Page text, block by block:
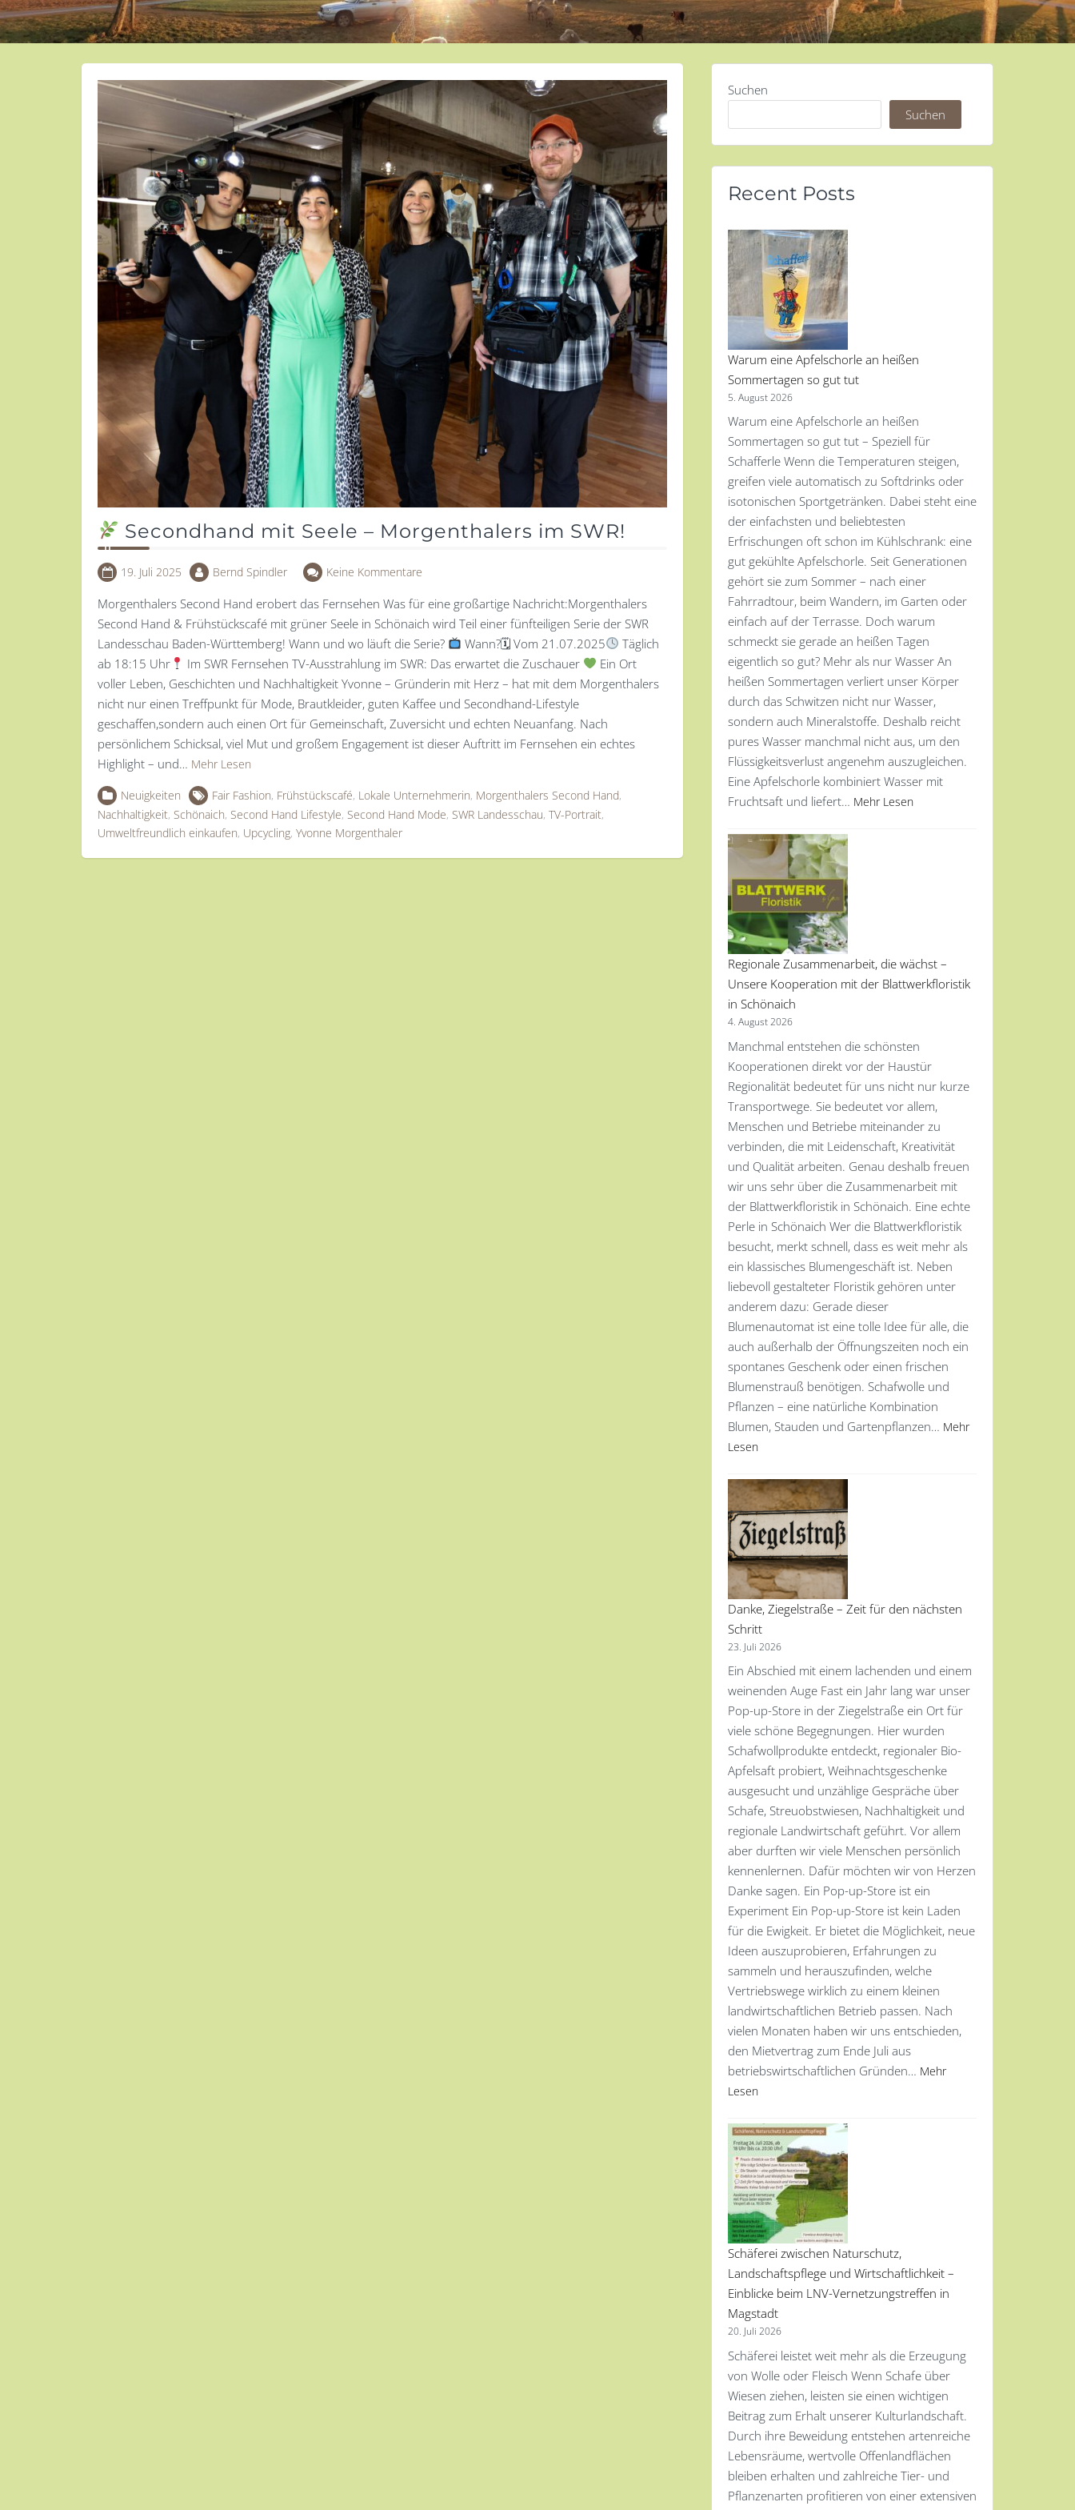
Secondhand mit Seele – Morgenthalers im SWR!
19. Juli 2025 Bernd Spindler Keine Kommentare
Morgenthalers Second Hand erobert das Fernsehen Was für eine großartige Nachricht:Morgenthalers
Second Hand & Frühstückscafé mit grüner Seele in Schönaich wird Teil einer fünfteiligen Serie der SWR
Landesschau Baden-Württemberg! Wann und wo läuft die Serie?
Wann?🗓 Vom 21.07.2025
Täglich
ab 18:15 Uhr
Im SWR Fernsehen TV-Ausstrahlung im SWR: Das erwartet die Zuschauer
Ein Ort
voller Leben, Geschichten und Nachhaltigkeit Yvonne – Gründerin mit Herz – hat mit dem Morgenthalers
nicht nur einen Treffpunkt für Mode, Brautkleider, guten Kaffee und Secondhand-Lifestyle
geschaffen,sondern auch einen Ort für Gemeinschaft, Zuversicht und echten Neuanfang. Nach
persönlichem Schicksal, viel Mut und großem Engagement ist dieser Auftritt im Fernsehen ein echtes
Highlight – und… Mehr Lesen
Neuigkeiten Fair Fashion, Frühstückscafé, Lokale Unternehmerin, Morgenthalers Second Hand,
Nachhaltigkeit, Schönaich, Second Hand Lifestyle, Second Hand Mode, SWR Landesschau, TV-Portrait,
Umweltfreundlich einkaufen, Upcycling, Yvonne Morgenthaler
Suchen
Suchen
Recent Posts
Warum eine Apfelschorle an heißen
Sommertagen so gut tut
5. August 2026
Warum eine Apfelschorle an heißen
Sommertagen so gut tut – Speziell für
Schafferle Wenn die Temperaturen steigen,
greifen viele automatisch zu Softdrinks oder
isotonischen Sportgetränken. Dabei steht eine
der einfachsten und beliebtesten
Erfrischungen oft schon im Kühlschrank: eine
gut gekühlte Apfelschorle. Seit Generationen
gehört sie zum Sommer – nach einer
Fahrradtour, beim Wandern, im Garten oder
einfach auf der Terrasse. Doch warum
schmeckt sie gerade an heißen Tagen
eigentlich so gut? Mehr als nur Wasser An
heißen Sommertagen verliert unser Körper
durch das Schwitzen nicht nur Wasser,
sondern auch Mineralstoffe. Deshalb reicht
pures Wasser manchmal nicht aus, um den
Flüssigkeitsverlust angenehm auszugleichen.
Eine Apfelschorle kombiniert Wasser mit
Fruchtsaft und liefert… Mehr Lesen
Regionale Zusammenarbeit, die wächst –
Unsere Kooperation mit der Blattwerkfloristik
in Schönaich
4. August 2026
Manchmal entstehen die schönsten
Kooperationen direkt vor der Haustür
Regionalität bedeutet für uns nicht nur kurze
Transportwege. Sie bedeutet vor allem,
Menschen und Betriebe miteinander zu
verbinden, die mit Leidenschaft, Kreativität
und Qualität arbeiten. Genau deshalb freuen
wir uns sehr über die Zusammenarbeit mit
der Blattwerkfloristik in Schönaich. Eine echte
Perle in Schönaich Wer die Blattwerkfloristik
besucht, merkt schnell, dass es weit mehr als
ein klassisches Blumengeschäft ist. Neben
liebevoll gestalteter Floristik gehören unter
anderem dazu: Gerade dieser
Blumenautomat ist eine tolle Idee für alle, die
auch außerhalb der Öffnungszeiten noch ein
spontanes Geschenk oder einen frischen
Blumenstrauß benötigen. Schafwolle und
Pflanzen – eine natürliche Kombination
Blumen, Stauden und Gartenpflanzen… Mehr
Lesen
Danke, Ziegelstraße – Zeit für den nächsten
Schritt
23. Juli 2026
Ein Abschied mit einem lachenden und einem
weinenden Auge Fast ein Jahr lang war unser
Pop-up-Store in der Ziegelstraße ein Ort für
viele schöne Begegnungen. Hier wurden
Schafwollprodukte entdeckt, regionaler Bio-
Apfelsaft probiert, Weihnachtsgeschenke
ausgesucht und unzählige Gespräche über
Schafe, Streuobstwiesen, Nachhaltigkeit und
regionale Landwirtschaft geführt. Vor allem
aber durften wir viele Menschen persönlich
kennenlernen. Dafür möchten wir von Herzen
Danke sagen. Ein Pop-up-Store ist ein
Experiment Ein Pop-up-Store ist kein Laden
für die Ewigkeit. Er bietet die Möglichkeit, neue
Ideen auszuprobieren, Erfahrungen zu
sammeln und herauszufinden, welche
Vertriebswege wirklich zu einem kleinen
landwirtschaftlichen Betrieb passen. Nach
vielen Monaten haben wir uns entschieden,
den Mietvertrag zum Ende Juli aus
betriebswirtschaftlichen Gründen… Mehr
Lesen
Schäferei zwischen Naturschutz,
Landschaftspflege und Wirtschaftlichkeit –
Einblicke beim LNV-Vernetzungstreffen in
Magstadt
20. Juli 2026
Schäferei leistet weit mehr als die Erzeugung
von Wolle oder Fleisch Wenn Schafe über
Wiesen ziehen, leisten sie einen wichtigen
Beitrag zum Erhalt unserer Kulturlandschaft.
Durch ihre Beweidung entstehen artenreiche
Lebensräume, wertvolle Offenlandflächen
bleiben erhalten und zahlreiche Tier- und
Pflanzenarten profitieren von einer extensiven